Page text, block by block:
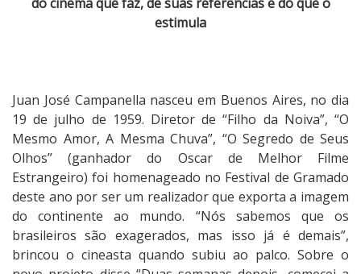
r
f
i
l
d
o
D
i
r
estimula
Juan José Campanella nasceu em Buenos Aires, no dia
19 de julho de 1959. Diretor de “Filho da Noiva”, “O
Mesmo Amor, A Mesma Chuva”, “O Segredo de Seus
Olhos” (ganhador do Oscar de Melhor Filme
Estrangeiro) foi homenageado no Festival de Gramado
deste ano por ser um realizador que exporta a imagem
do continente ao mundo. “Nós sabemos que os
brasileiros são exagerados, mas isso já é demais”,
brincou o cineasta quando subiu ao palco. Sobre o